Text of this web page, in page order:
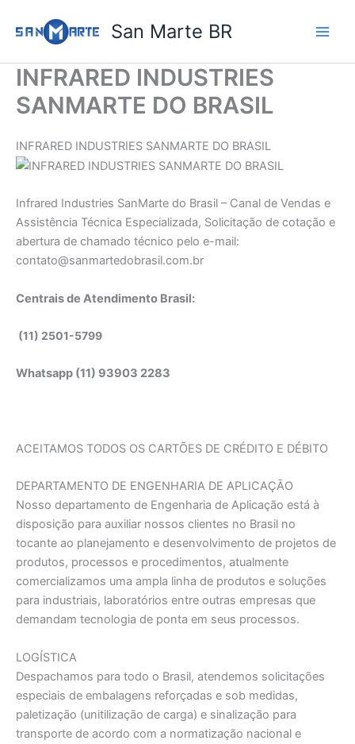
para
conteúdo
San Marte BR
INFRARED INDUSTRIES
SANMARTE DO BRASIL
INFRARED INDUSTRIES SANMARTE DO BRASIL
Infrared Industries SanMarte do Brasil – Canal de Vendas e
Assistência Técnica Especializada, Solicitação de cotação e
abertura de chamado técnico pelo e-mail:
contato@sanmartedobrasil.com.br
Centrais de Atendimento Brasil:
(11) 2501-5799
Whatsapp (11) 93903 2283
ACEITAMOS TODOS OS CARTÕES DE CRÉDITO E DÉBITO
DEPARTAMENTO DE ENGENHARIA DE APLICAÇĀO
Nosso departamento de Engenharia de Aplicação está à
disposição para auxiliar nossos clientes no Brasil no
tocante ao planejamento e desenvolvimento de projetos de
produtos, processos e procedimentos, atualmente
comercializamos uma ampla linha de produtos e soluções
para industriais, laboratórios entre outras empresas que
demandam tecnologia de ponta em seus processos.
LOGÍSTICA
Despachamos para todo o Brasil, atendemos solicitações
especiais de embalagens reforçadas e sob medidas,
paletizaçāo (unitilizaçāo de carga) e sinalização para
transporte de acordo com a normatização nacional e